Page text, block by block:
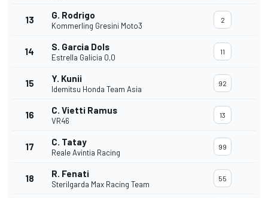
13 G. Rodrigo
Kommerling Gresini Moto3
2
14 S. Garcia Dols
Estrella Galicia 0,0
11
15 Y. Kunii
Idemitsu Honda Team Asia
92
16 C. Vietti Ramus
VR46
13
17 C. Tatay
Reale Avintia Racing
99
18 R. Fenati
Sterilgarda Max Racing Team
55